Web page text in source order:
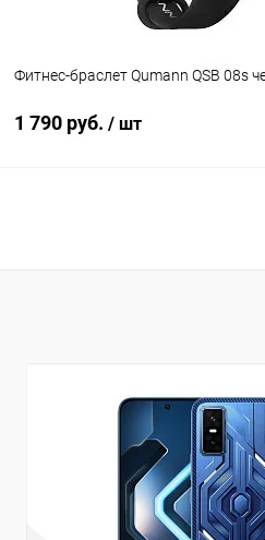
Фитнес-браслет Qumann QSB 08s
1 790 руб. / шт
К